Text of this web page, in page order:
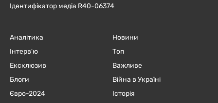
Ідентифікатор медіа R40-06374
Аналітика
Інтерв'ю
Ексклюзив
Блоги
Євро-2024
Новини
Топ
Важливе
Війна в Україні
Історія